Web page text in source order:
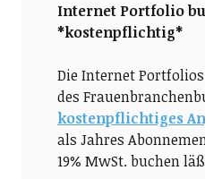
Internet Portfolio
*kostenpflichtig*
Die Internet
des
kostenpflichtiges
als Jahres
19% MwSt. buchen